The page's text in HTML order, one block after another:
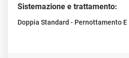
Sistemazione e trattamento:
Doppia Standard - Pernottamento E